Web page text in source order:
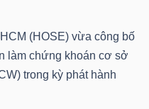
(HOSE) vừa công bố
làm chứng khoán cơ sở
trong kỳ phát hành